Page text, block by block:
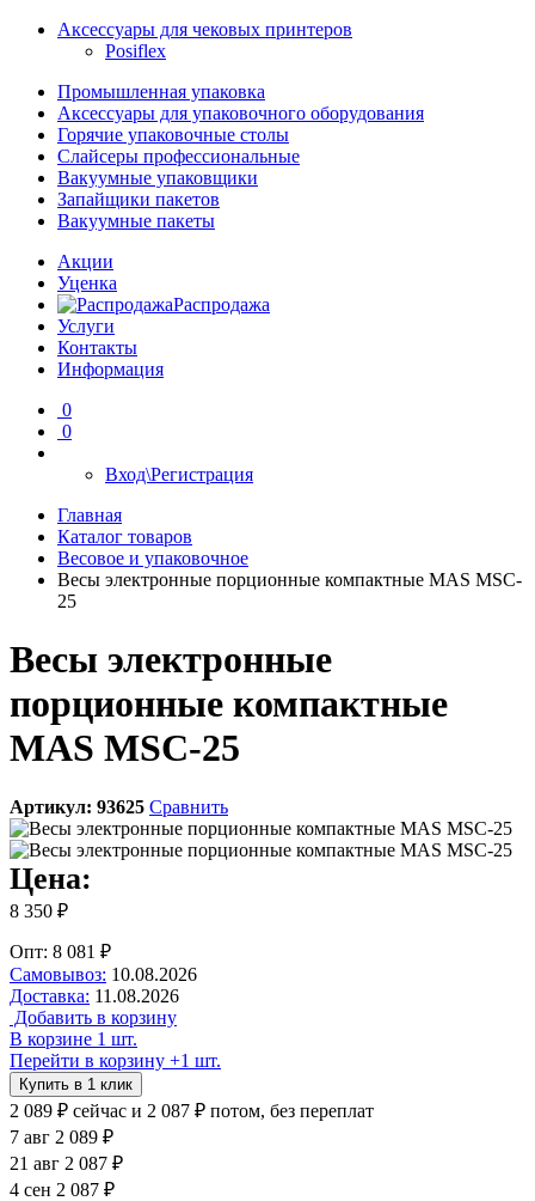
Аксессуары для чековых принтеров
Posiflex
Промышленная упаковка
Аксессуары для упаковочного оборудования
Горячие упаковочные столы
Слайсеры профессиональные
Вакуумные упаковщики
Запайщики пакетов
Вакуумные пакеты
Акции
Уценка
Распродажа
Услуги
Контакты
Информация
0
0
Вход\Регистрация
Главная
Каталог товаров
Весовое и упаковочное
Весы электронные порционные компактные MAS MSC-
25
Весы электронные
порционные компактные
MAS MSC-25
Артикул: 93625 Сравнить
Цена:
8 350 ₽
Опт: 8 081 ₽
Самовывоз: 10.08.2026
Доставка: 11.08.2026
Добавить в корзину
В корзине 1 шт.
Перейти в корзину +1 шт.
Купить в 1 клик
2 089 ₽ сейчас и 2 087 ₽ потом, без переплат
7 авг 2 089 ₽
21 авг 2 087 ₽
4 сен 2 087 ₽